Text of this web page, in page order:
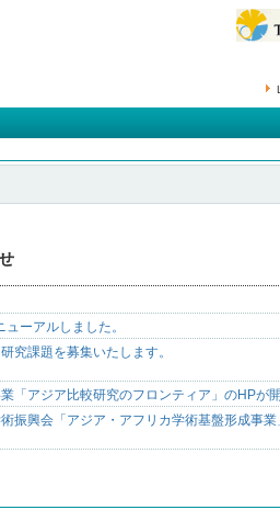
ーアルしました。
究課題を募集いたします。
「アジア比較研究のフロンティア」のHPが
振興会「アジア・アフリカ学術基盤形成事